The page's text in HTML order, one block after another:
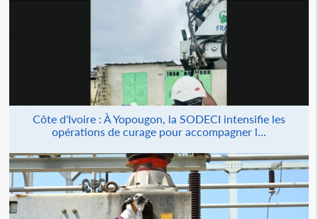
Côte d'Ivoire : À Yopougon, la SODECI intensifie les
opérations de curage pour accompagner l...